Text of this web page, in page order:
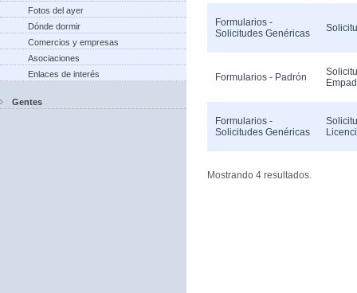
Fotos del ayer
Dónde dormir
Comercios y empresas
Asociaciones
Enlaces de interés
Gentes
Formularios -
Solicitudes Genéricas
Formularios - Padrón
Formularios -
Solicitudes Genéricas
Mostrando 4 resultados.